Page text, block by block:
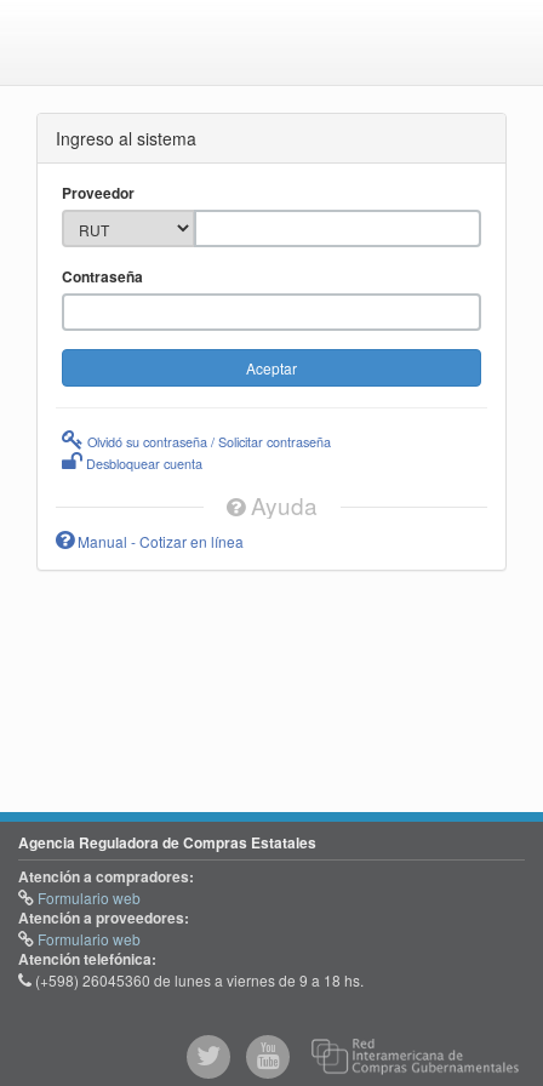
Ingreso al sistema
Proveedor
Contraseña
Olvidó su contraseña / Solicitar contraseña
Desbloquear cuenta
Ayuda
Manual - Cotizar en línea
Agencia Reguladora de Compras Estatales
Atención a compradores:
Formulario web
Atención a proveedores:
Formulario web
Atención telefónica:
(+598) 26045360 de lunes a viernes de 9 a 18 hs.
@comprasgubuy
ACCE